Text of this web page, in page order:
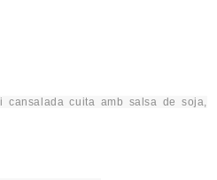
i cansalada cuita amb salsa de soja,